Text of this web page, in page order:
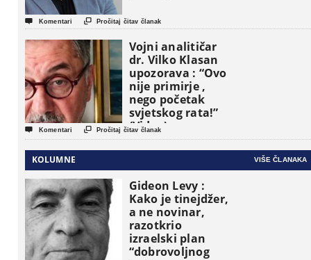
 Komentari  Pročitaj čitav članak
Vojni analitičar
dr. Vilko Klasan
upozorava : “Ovo
nije primirje ,
nego početak
svjetskog rata!”
(Video)
 Komentari  Pročitaj čitav članak
KOLUMNE VIŠE ČLANAKA
Gideon Levy :
Kako je tinejdžer,
a ne novinar,
razotkrio
izraelski plan
“dobrovoljnog